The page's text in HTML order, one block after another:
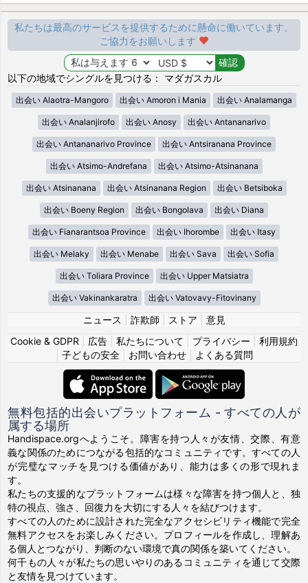
私たちは最高のサービスを提供するために懸命に働いています。
ご協力をお願いします
以下の地域でシングルを見つける： マダガスカル
出会い Alaotra-Mangoro 出会い Amoron i Mania 出会い Analamanga
出会い Analanjirofo 出会い Anosy 出会い Antananarivo
出会い Antananarivo Province 出会い Antsiranana Province
出会い Atsimo-Andrefana 出会い Atsimo-Atsinanana
出会い Atsinanana 出会い Atsinanana Region 出会い Betsiboka
出会い Boeny Region 出会い Bongolava 出会い Diana
出会い Fianarantsoa Province 出会い Ihorombe 出会い Itasy
出会い Melaky 出会い Menabe 出会い Sava 出会い Sofia
出会い Toliara Province 出会い Upper Matsiatra
出会い Vakinankaratra 出会い Vatovavy-Fitovinany
ニュース 詐欺師 ストア
意見
Cookie & GDPR
広告 私たちについて プライバシー
利用規約
子どもの安全| お問い合わせ| よくある質問
無料包括的出会いプラットフォーム - すべての人が
属する場所
Handispace.orgへようこそ。障害を持つ人々が友情、交際、有意
義な関係のためにつながる包括的なコミュニティです。すべての人
が完璧なマッチを見つける価値があり、能力は多くの形で現れま
す。
私たちの支援的なプラットフォームは様々な障害を持つ個人と、独
特の視点、強さ、回復力を大切にする人々を結びつけます。
すべての人のために設計された完全なアクセシビリティ機能で完全
無料アクセスをお楽しみください。プロフィールを作成し、理解あ
る個人とつながり、判断のない環境で真の関係を築いてください。
何千もの人々が私たちの思いやりのあるコミュニティを通じて交際
と友情を見つけています。